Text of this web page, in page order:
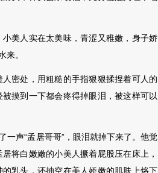
美人实在太美味，青涩又稚嫩，身子娇
来。
密处，用粗糙的手指狠狠揉捏着可人的
摸到一下都会疼得掉眼泪，被这样可以
一声“孟居哥哥”，眼泪就掉下来了。他觉
将白嫩嫩的小美人撅着屁股压在床上，
乳头，还抽空在美人娇嫩的肌肤上烙下